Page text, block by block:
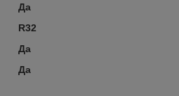
Да
R32
Да
Да